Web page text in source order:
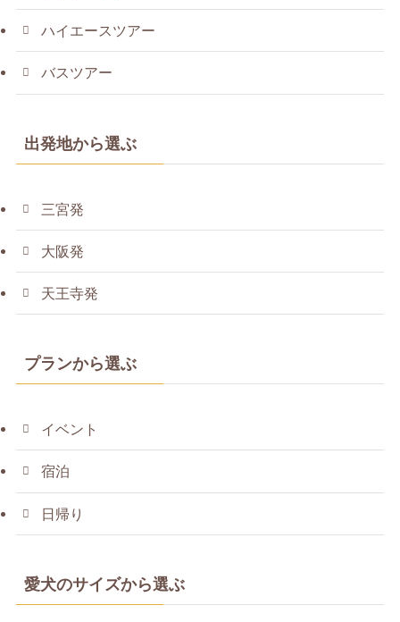
ハイエースツアー
バスツアー
出発地から選ぶ
三宮発
大阪発
天王寺発
プランから選ぶ
イベント
宿泊
日帰り
愛犬のサイズから選ぶ